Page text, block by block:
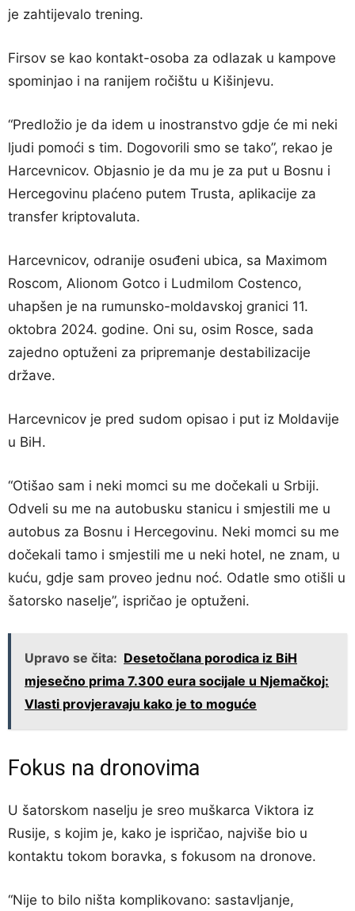
je zahtijevalo trening.
Firsov se kao kontakt-osoba za odlazak u kampove
spominjao i na ranijem ročištu u Kišinjevu.
“Predložio je da idem u inostranstvo gdje će mi neki
ljudi pomoći s tim. Dogovorili smo se tako”, rekao je
Harcevnicov. Objasnio je da mu je za put u Bosnu i
Hercegovinu plaćeno putem Trusta, aplikacije za
transfer kriptovaluta.
Harcevnicov, odranije osuđeni ubica, sa Maximom
Roscom, Alionom Gotco i Ludmilom Costenco,
uhapšen je na rumunsko-moldavskoj granici 11.
oktobra 2024. godine. Oni su, osim Rosce, sada
zajedno optuženi za pripremanje destabilizacije
države.
Harcevnicov je pred sudom opisao i put iz Moldavije
u BiH.
“Otišao sam i neki momci su me dočekali u Srbiji.
Odveli su me na autobusku stanicu i smjestili me u
autobus za Bosnu i Hercegovinu. Neki momci su me
dočekali tamo i smjestili me u neki hotel, ne znam, u
kuću, gdje sam proveo jednu noć. Odatle smo otišli u
šatorsko naselje”, ispričao je optuženi.
Upravo se čita: Desetočlana porodica iz BiH
mjesečno prima 7.300 eura socijale u Njemačkoj:
Vlasti provjeravaju kako je to moguće
Fokus na dronovima
U šatorskom naselju je sreo muškarca Viktora iz
Rusije, s kojim je, kako je ispričao, najviše bio u
kontaktu tokom boravka, s fokusom na dronove.
“Nije to bilo ništa komplikovano: sastavljanje,